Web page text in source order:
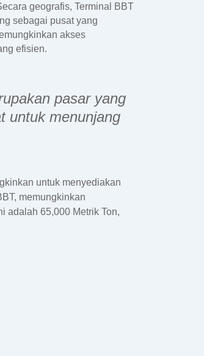
geografis, Terminal BBT
sebagai pusat yang
akses
efisien.
pasar yang
untuk menunjang
untuk menyediakan
memungkinkan
adalah 65,000 Metrik Ton,